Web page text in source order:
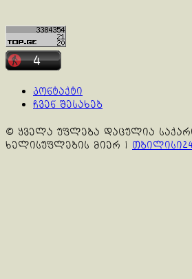
კონტაქტი
ჩვენ შესახებ
© ყველა უფლება დაცულია
ხელისუფლების მიერ |